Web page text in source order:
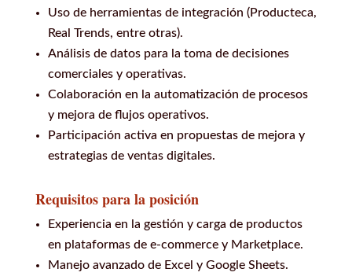
Uso de herramientas de integración (Producteca,
Real Trends, entre otras).
Análisis de datos para la toma de decisiones
comerciales y operativas.
Colaboración en la automatización de procesos
y mejora de flujos operativos.
Participación activa en propuestas de mejora y
estrategias de ventas digitales.
Requisitos para la posición
Experiencia en la gestión y carga de productos
en plataformas de e-commerce y Marketplace.
Manejo avanzado de Excel y Google Sheets.